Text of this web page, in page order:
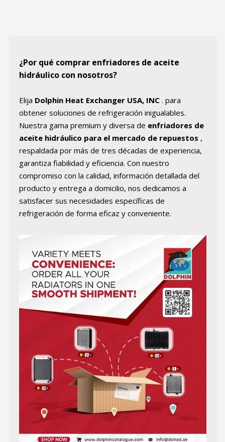
¿Por qué comprar enfriadores de aceite
hidráulico con nosotros?
Elija Dolphin Heat Exchanger USA, INC. para
obtener soluciones de refrigeración inigualables.
Nuestra gama premium y diversa de enfriadores de
aceite hidráulico para el mercado de repuestos ,
respaldada por más de tres décadas de experiencia,
garantiza fiabilidad y eficiencia. Con nuestro
compromiso con la calidad, información detallada del
producto y entrega a domicilio, nos dedicamos a
satisfacer sus necesidades específicas de
refrigeración de forma eficaz y conveniente.